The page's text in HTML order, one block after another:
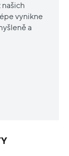
vynikne
a